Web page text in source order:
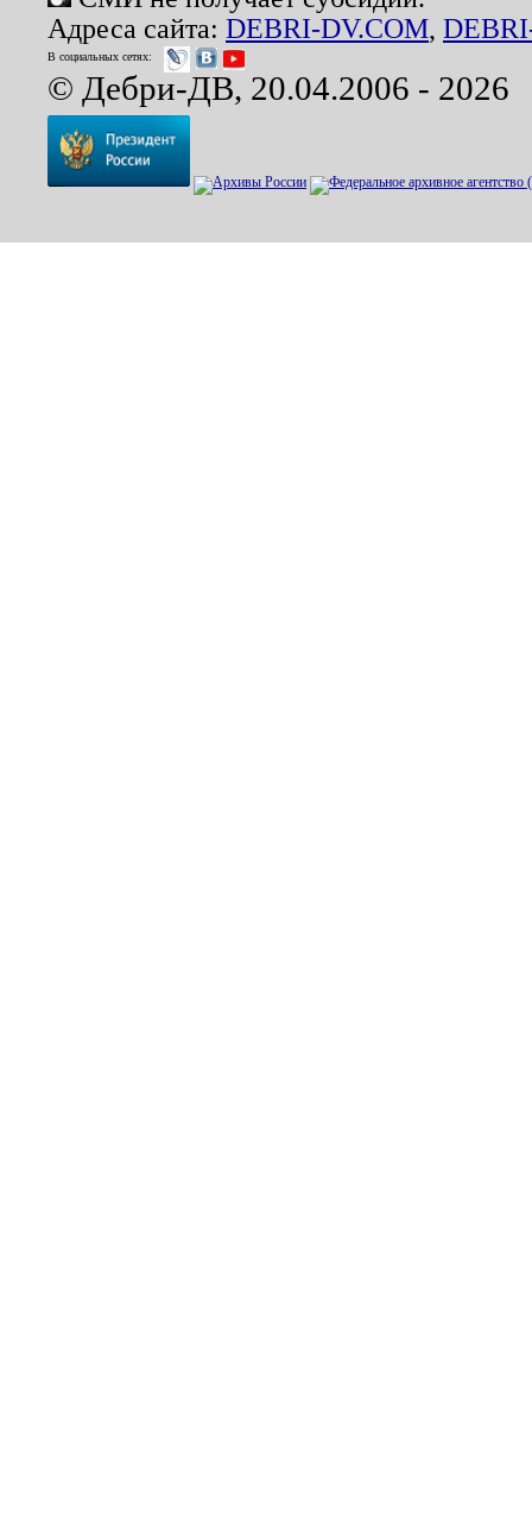
Адреса сайта: DEBRI-DV.COM,
В социальных сетях:
© Дебри-ДВ, 20.04.2006 - 2026